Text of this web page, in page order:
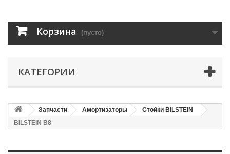
Корзина (пусто)
КАТЕГОРИИ
Запчасти Амортизаторы
Стойки BILSTEIN
BILSTEIN B8